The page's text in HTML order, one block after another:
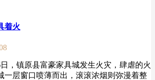
着火
日，镇原县富豪家具城发生火灾，肆虐的火
一层窗口喷薄而出，滚滚浓烟则弥漫着整